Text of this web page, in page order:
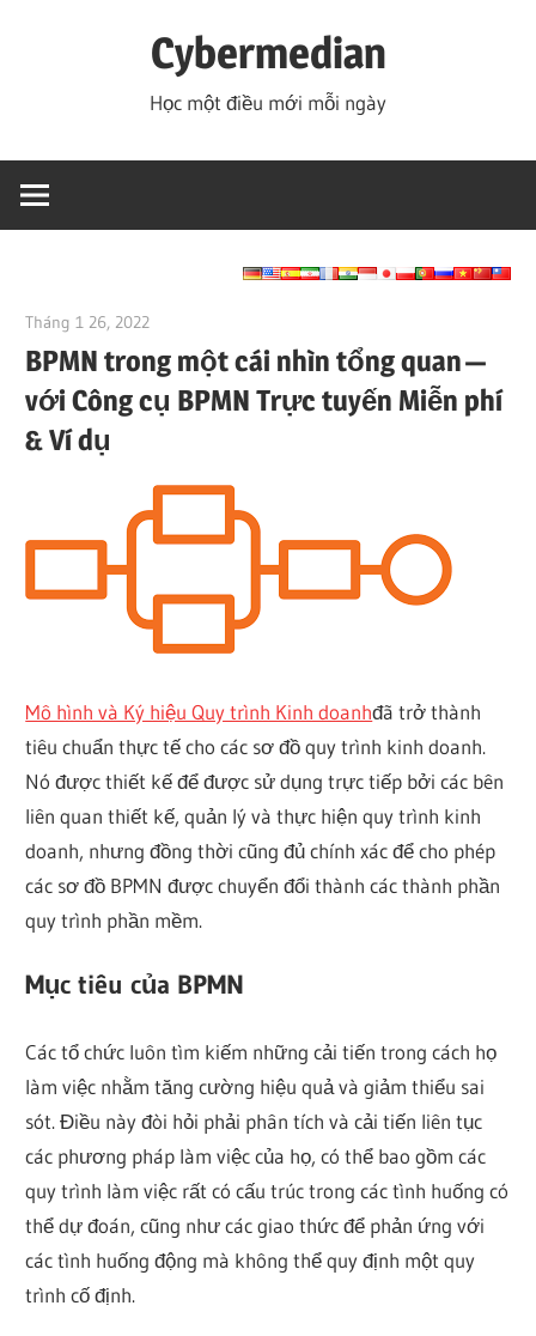
Cybermedian
Học một điều mới mỗi ngày
Tháng 1 26, 2022
BPMN trong một cái nhìn tổng quan —
với Công cụ BPMN Trực tuyến Miễn phí
& Ví dụ
Mô hình và Ký hiệu Quy trình Kinh doanhđã trở thành
tiêu chuẩn thực tế cho các sơ đồ quy trình kinh doanh.
Nó được thiết kế để được sử dụng trực tiếp bởi các bên
liên quan thiết kế, quản lý và thực hiện quy trình kinh
doanh, nhưng đồng thời cũng đủ chính xác để cho phép
các sơ đồ BPMN được chuyển đổi thành các thành phần
quy trình phần mềm.
Mục tiêu của BPMN
Các tổ chức luôn tìm kiếm những cải tiến trong cách họ
làm việc nhằm tăng cường hiệu quả và giảm thiểu sai
sót. Điều này đòi hỏi phải phân tích và cải tiến liên tục
các phương pháp làm việc của họ, có thể bao gồm các
quy trình làm việc rất có cấu trúc trong các tình huống có
thể dự đoán, cũng như các giao thức để phản ứng với
các tình huống động mà không thể quy định một quy
trình cố định.